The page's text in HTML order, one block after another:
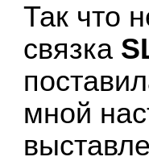
Так что
связка
мной